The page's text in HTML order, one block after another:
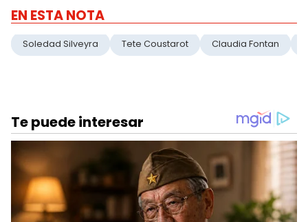
EN ESTA NOTA
Soledad Silveyra Tete Coustarot Claudia Fontan